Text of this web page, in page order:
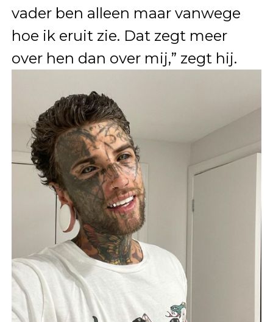
vader ben alleen maar vanwege
hoe ik eruit zie. Dat zegt meer
over hen dan over mij,” zegt hij.